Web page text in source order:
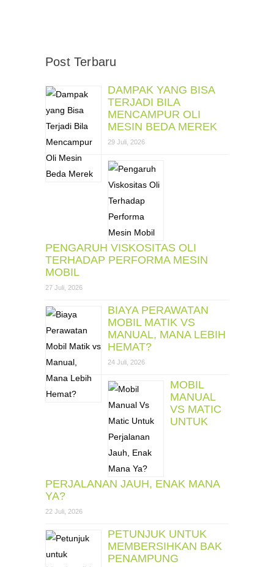
Post Terbaru
DAMPAK YANG BISA
TERJADI BILA
MENCAMPUR OLI
MESIN BEDA MEREK
29 Juli, 2026
PENGARUH VISKOSITAS OLI
TERHADAP PERFORMA MESIN
MOBIL
27 Juli, 2026
BIAYA PERAWATAN
MOBIL MATIK VS
MANUAL, MANA LEBIH
HEMAT?
24 Juli, 2026
MOBIL
MANUAL
VS MATIC
UNTUK
PERJALANAN JAUH, ENAK MANA
YA?
22 Juli, 2026
PETUNJUK UNTUK
MEMBERSIHKAN BAK
PENAMPUNG